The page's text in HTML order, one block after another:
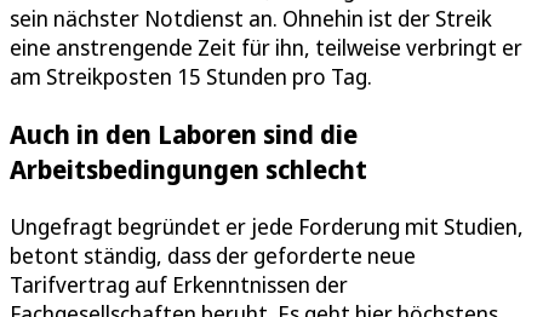
sein nächster Notdienst an. Ohnehin ist der Streik
eine anstrengende Zeit für ihn, teilweise verbringt er
am Streikposten 15 Stunden pro Tag.
Auch in den Laboren sind die
Arbeitsbedingungen schlecht
Ungefragt begründet er jede Forderung mit Studien,
betont ständig, dass der geforderte neue
Tarifvertrag auf Erkenntnissen der